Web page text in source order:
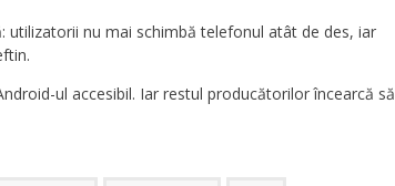
utilizatorii nu mai schimbă telefonul atât de des, iar
ul accesibil. Iar restul producătorilor încearcă să